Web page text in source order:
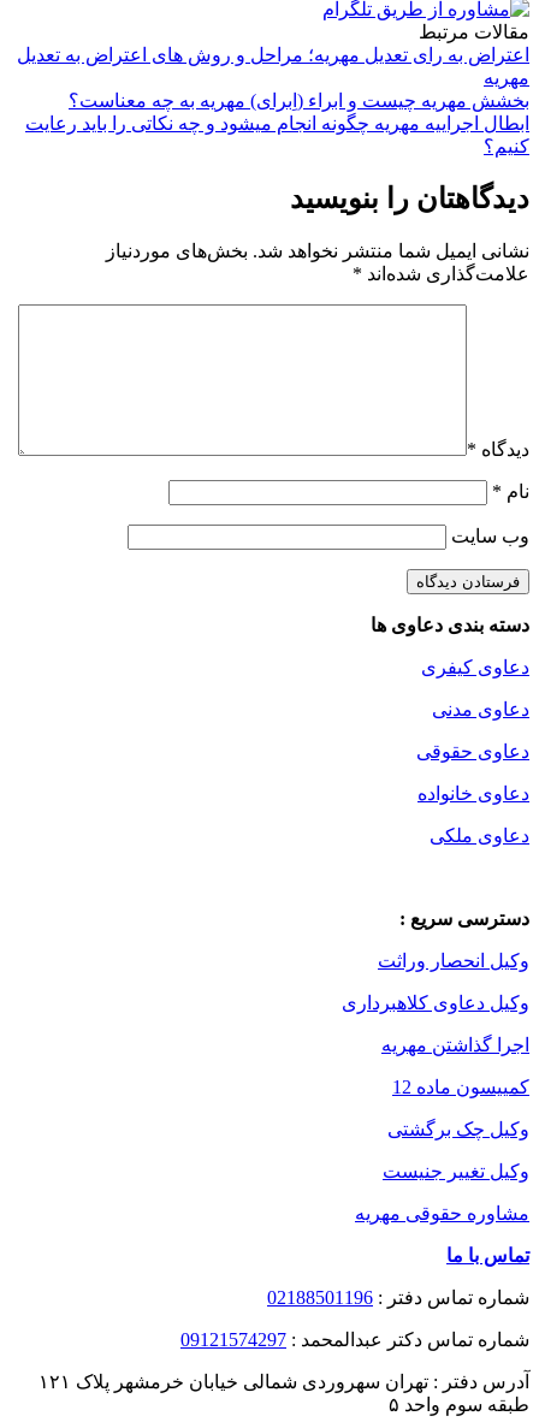
مقالات مرتبط
اعتراض به رای تعدیل مهریه؛ مراحل و روش های اعتراض به تعدیل
مهریه
بخشش مهریه چیست و ابراء (اِبرای) مهریه به چه معناست؟
ابطال اجراییه مهریه چگونه انجام میشود و چه نکاتی را باید رعایت
کنیم؟
دیدگاهتان را بنویسید
نشانی ایمیل شما منتشر نخواهد شد. بخش‌های موردنیاز
علامت‌گذاری شده‌اند *
دیدگاه *
نام *
وب‌ سایت
دسته بندی دعاوی ها
دعاوی کیفری
دعاوی مدنی
دعاوی حقوقی
دعاوی خانواده
دعاوی ملکی
دسترسی سریع :
وکیل انحصار وراثت
وکیل دعاوی کلاهبرداری
اجرا گذاشتن مهریه
کمییسون ماده 12
وکیل چک برگشتی
وکیل تغییر جنیست
مشاوره حقوقی مهریه
تماس با ما
شماره تماس دفتر : 02188501196
شماره تماس دکتر عبدالمحمد : 09121574297
آدرس دفتر : تهران سهروردی شمالی خیابان خرمشهر پلاک ۱۲۱
طبقه سوم واحد ۵